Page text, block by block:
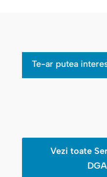
Te-ar putea
Vezi toate